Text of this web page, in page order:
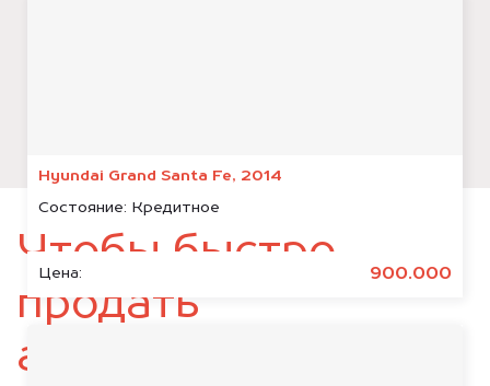
Hyundai Grand Santa Fe, 2014
Состояние: Кредитное
Цена: 900.000
Чтобы быстро
продать
автомобиль,